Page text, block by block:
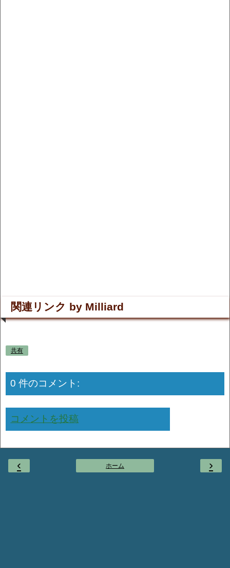
関連リンク by Milliard
共有
0 件のコメント:
コメントを投稿
‹ ›
ホーム